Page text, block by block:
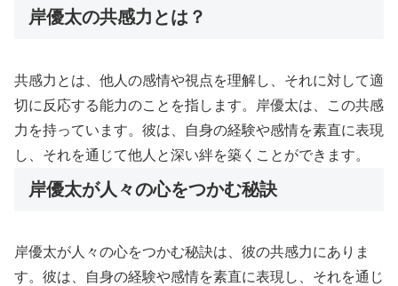
岸優太の共感力とは？
共感力とは、他人の感情や視点を理解し、それに対して適
切に反応する能力のことを指します。岸優太は、この共感
力を持っています。彼は、自身の経験や感情を素直に表現
し、それを通じて他人と深い絆を築くことができます。
岸優太が人々の心をつかむ秘訣
岸優太が人々の心をつかむ秘訣は、彼の共感力にありま
す。彼は、自身の経験や感情を素直に表現し、それを通じ